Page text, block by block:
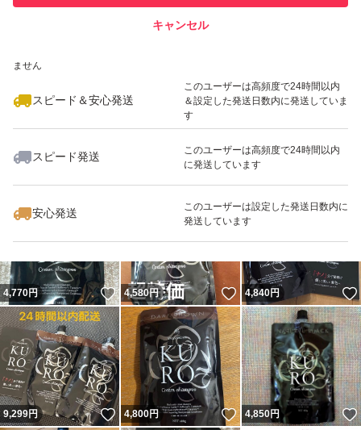
ません
スピード＆安心発送
このユーザーは高頻度で24時間以内
＆設定した発送日数内に発送していま
す
スピード発送
このユーザーは高頻度で24時間以内
に発送しています
安心発送
このユーザーは設定した発送日数内に
発送しています
キャンセル
いいね！
4,790
4,770円 いいね！
4,580円 いいね！
4,840円
9,299円 いいね！
4,800円 いいね！
4,850円